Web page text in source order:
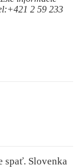
2 59 233
spať. Slovenka